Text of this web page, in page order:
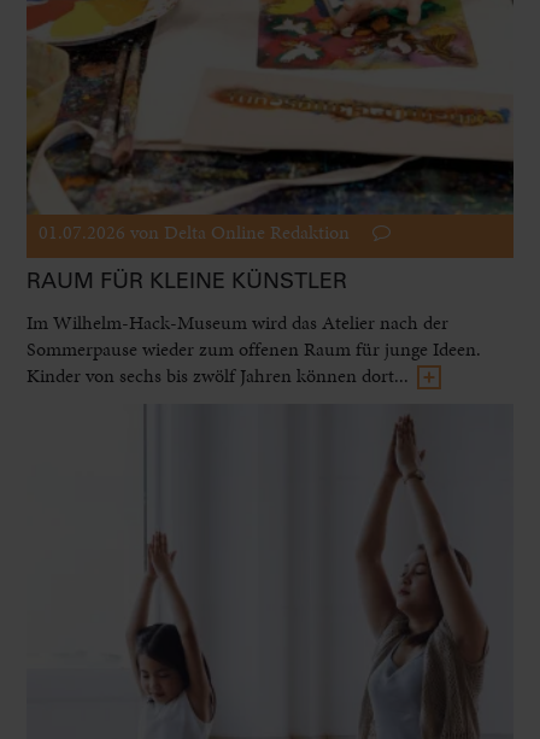
01.07.2026 von Delta Online Redaktion
RAUM FÜR KLEINE KÜNSTLER
Im Wilhelm-Hack-Museum wird das Atelier nach der
Sommerpause wieder zum offenen Raum für junge Ideen.
Kinder von sechs bis zwölf Jahren können dort...